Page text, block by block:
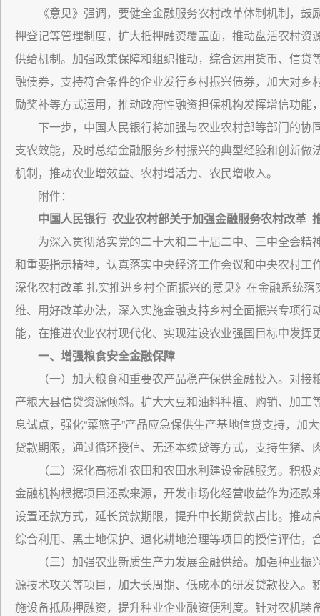
《意见》强调，要健全金融服务农村改革体制机制，
押登记等管理制度，扩大抵押融资覆盖面，推动盘活农村
供给机制。加强政策保障和组织推动，综合运用货币、信贷
融债券，支持符合条件的企业发行乡村振兴债券，加大对
励奖补等方式运用，推动政府性融资担保机构发挥增信功能
下一步，中国人民银行将加强与农业农村部等部门的
支农效能，及时总结金融服务乡村振兴的典型经验和创新
机制，推动农业增效益、农村增活力、农民增收入。
附件：
中国人民银行 农业农村部关于加强金融服务农村改革
为深入贯彻落实党的二十大和二十届二中、三中全会精
和重要指示精神，认真落实中央经济工作会议和中央农村
深化农村改革 扎实推进乡村全面振兴的意见》在金融系统
维、用好改革办法，深入实施金融支持乡村全面振兴专项
能，在推进农业农村现代化、实现建设农业强国目标中发挥
一、增强粮食安全金融保障
（一）加大粮食和重要农产品稳产保供金融投入。对
产粮大县信贷资源倾斜。扩大大豆和油料种植、购销、加
息试点，强化“菜篮子”产品应急保供生产基地信贷支持，
贷款期限，通过循环授信、无还本续贷等方式，支持生猪
（二）深化高标准农田和农田水利建设金融服务。积
金融机构根据项目还款来源，开发市场化经营收益作为还
设置还款方式，延长贷款期限，提升中长期贷款占比。推
综合利用、黑土地保护、退化耕地治理等项目的授信评估，
（三）加强农业新质生产力发展金融供给。加强种业
源技术攻关等项目，加大长周期、低成本的研发贷款投入
施设备抵质押融资，提升种业企业融资便利度。针对农机